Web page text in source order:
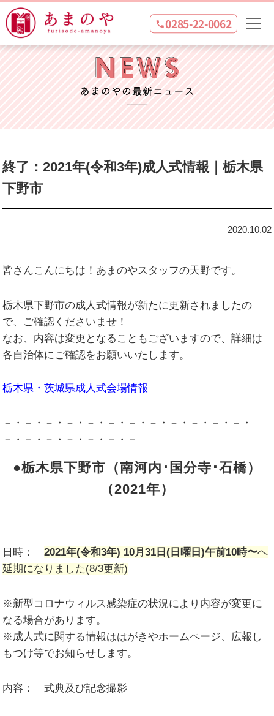
0285-22-0062
終了：2021年(令和3年)成人式情報｜栃木県
下野市
2020.10.02
皆さんこんにちは！あまのやスタッフの天野です。
栃木県下野市の成人式情報が新たに更新されましたの
で、ご確認くださいませ！
なお、内容は変更となることもございますので、詳細は
各自治体にご確認をお願いいたします。
栃木県・茨城県成人式会場情報
－・－・－・－・－・－・－・－・－・－・－・－・
－・－・－・－・－・－・－
●栃木県下野市（南河内･国分寺･石橋）
（2021年）
日時：2021年(令和3年) 10月31日(日曜日)午前10時〜へ
延期になりました(8/3更新)
※新型コロナウィルス感染症の状況により内容が変更に
なる場合があります。
※成人式に関する情報ははがきやホームページ、広報し
もつけ等でお知らせします。
内容： 式典及び記念撮影